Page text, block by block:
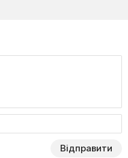
що артистка дійсно
до тями, Анна починає
що аварію
за допомогою своєї
столиці з метою
Змінивши практично
за допомогою
починає зводити рахунки
Відправити